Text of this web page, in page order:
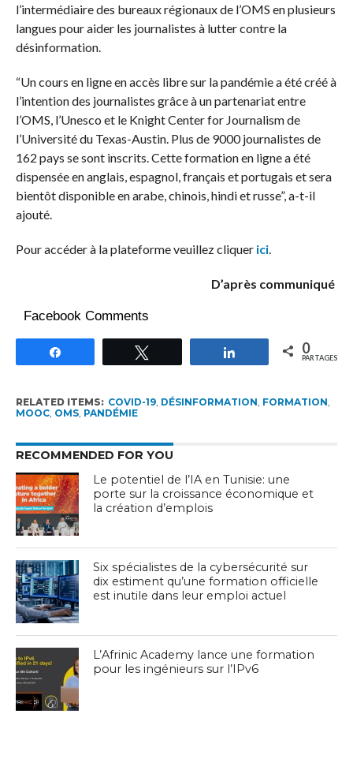
l’intermédiaire des bureaux régionaux de l’OMS en plusieurs
langues pour aider les journalistes à lutter contre la
désinformation.
“Un cours en ligne en accès libre sur la pandémie a été créé à
l’intention des journalistes grâce à un partenariat entre
l’OMS, l’Unesco et le Knight Center for Journalism de
l’Université du Texas-Austin. Plus de 9000 journalistes de
162 pays se sont inscrits. Cette formation en ligne a été
dispensée en anglais, espagnol, français et portugais et sera
bientôt disponible en arabe, chinois, hindi et russe”, a-t-il
ajouté.
Pour accéder à la plateforme veuillez cliquer ici.
D’après communiqué
Facebook Comments
Partagez 0
PARTAGES
RELATED ITEMS: COVID-19, DÉSINFORMATION FORMATION
MOOC, OMS, PANDÉMIE
RECOMMENDED FOR YOU
Le potentiel de l’IA en Tunisie: une
porte sur la croissance économique et
la création d’emplois
Six spécialistes de la cybersécurité sur
dix estiment qu’une formation officielle
est inutile dans leur emploi actuel
L’Afrinic Academy lance une formation
pour les ingénieurs sur l’IPv6